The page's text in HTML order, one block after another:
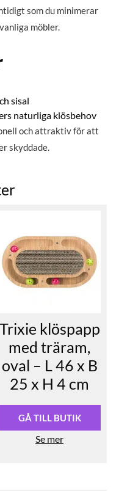
som du minimerar
möbler.
sisal
naturliga klösbehov
och attraktiv för att
skyddade.
Trixie klöspapp
med träram,
oval – L 46 x B
25 x H 4 cm
GÅ TILL BUTIK
Se mer